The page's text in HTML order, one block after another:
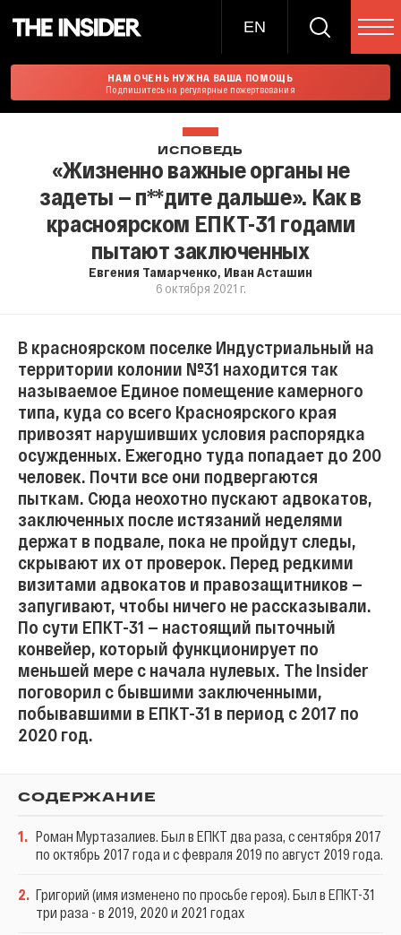
EN
НАМ ОЧЕНЬ НУЖНА ВАША ПОМОЩЬ
Подпишитесь на регулярные пожертвования
ИСПОВЕДЬ
«Жизненно важные органы не
задеты — п**дите дальше». Как в
красноярском ЕПКТ-31 годами
пытают заключенных
Евгения Тамарченко, Иван Асташин
6 октября 2021 г.
В красноярском поселке Индустриальный на
территории колонии №31 находится так
называемое Единое помещение камерного
типа, куда со всего Красноярского края
привозят нарушивших условия распорядка
осужденных. Ежегодно туда попадает до 200
человек. Почти все они подвергаются
пыткам. Сюда неохотно пускают адвокатов,
заключенных после истязаний неделями
держат в подвале, пока не пройдут следы,
скрывают их от проверок. Перед редкими
визитами адвокатов и правозащитников —
запугивают, чтобы ничего не рассказывали.
По сути ЕПКТ-31 — настоящий пыточный
конвейер, который функционирует по
меньшей мере с начала нулевых. The Insider
поговорил с бывшими заключенными,
побывавшими в ЕПКТ-31 в период с 2017 по
2020 год.
СОДЕРЖАНИЕ
1. Роман Муртазалиев. Был в ЕПКТ два раза, с сентября 2017
по октябрь 2017 года и с февраля 2019 по август 2019 года.
2. Григорий (имя изменено по просьбе героя). Был в ЕПКТ-31
три раза - в 2019, 2020 и 2021 годах